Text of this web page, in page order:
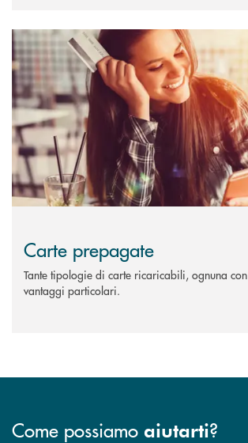
Scopri di più Carte prepagate
Carte prepagate
Tante tipologie di carte ricaricabili, ognuna con
vantaggi particolari.
Come possiamo aiutarti?